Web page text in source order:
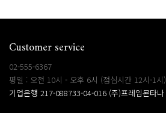
Customer service
02-555-6367
평일 : 오전 10시 - 오후 6시 (점심시간 12시-1시)
기업은행 217-088733-04-016 (주)프레임몬타나